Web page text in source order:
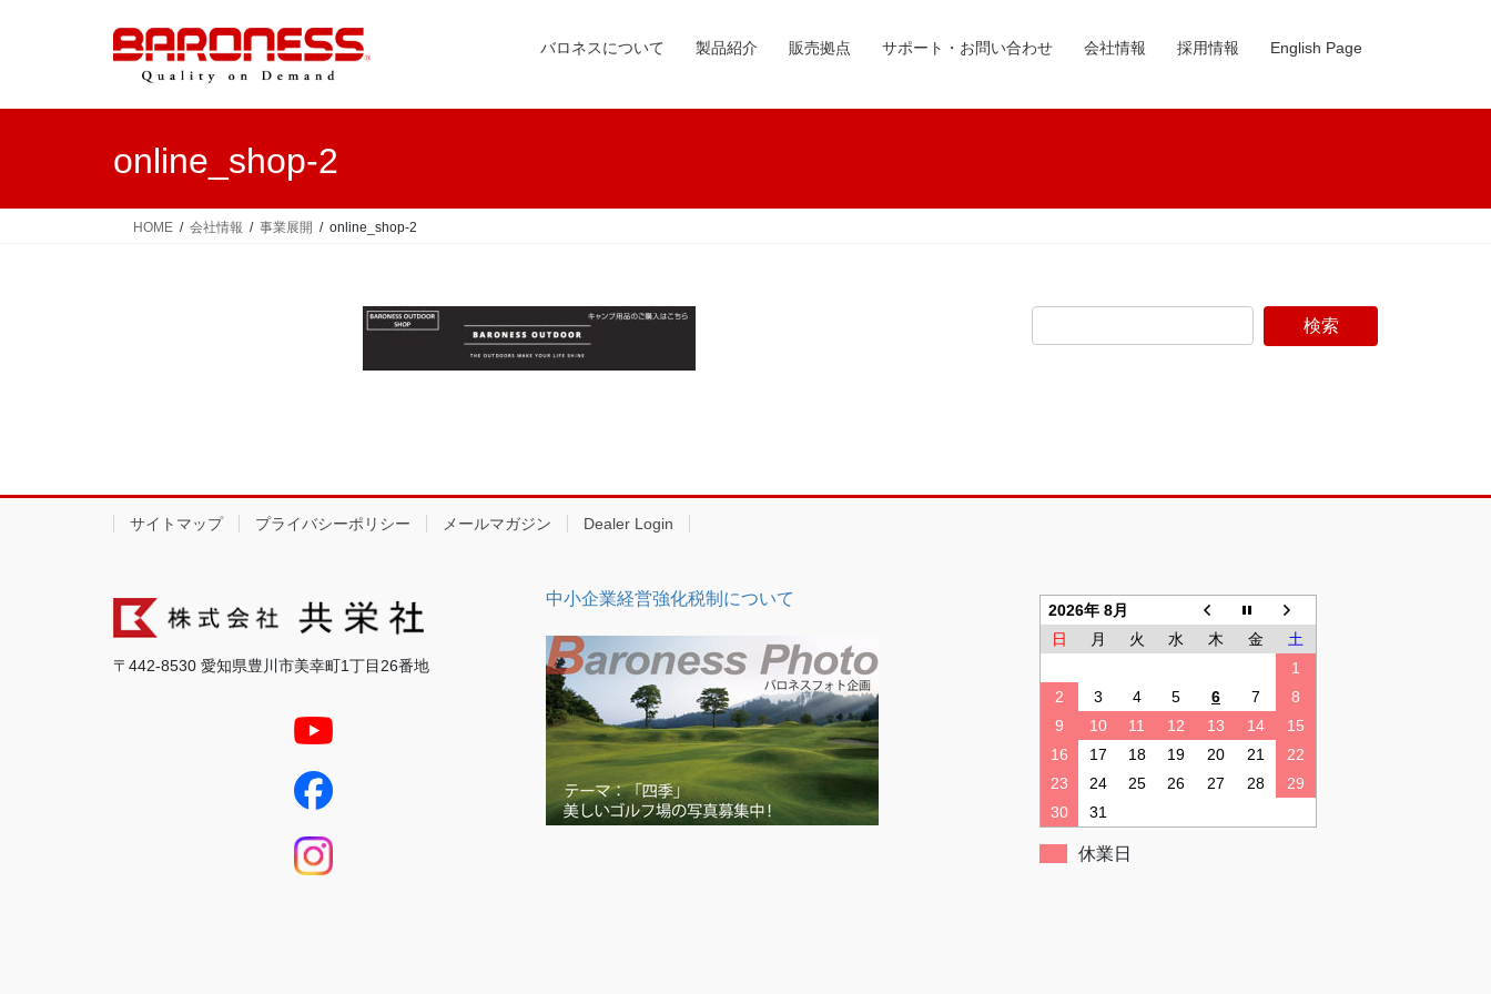
バロネスについて 製品紹介 販売拠点 サポート・お問い合わせ 会社情報 採用情報 English Page
online_shop-2
HOME 会社情報 事業展開 online_shop-2
サイトマップ プライバシーポリシー メールマガジン Dealer Login
〒442-8530 愛知県豊川市美幸町1丁目26番地
中小企業経営強化税制について
2026年 8月
日
月 火 水 木 金
土
1
2
3 4 5 6 7
8
9
10 11 12 13 14
15
16
17 18 19 20 21
22
23
24 25 26 27 28
29
30
31
休業日